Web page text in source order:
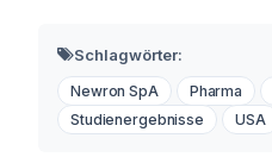
Schlagwörter:
Newron SpA Pharma
Studienergebnisse
USA